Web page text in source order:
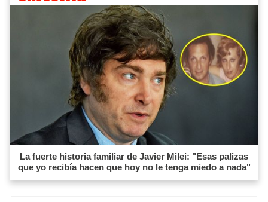
La fuerte historia familiar de Javier Milei: "Esas palizas
que yo recibía hacen que hoy no le tenga miedo a nada"